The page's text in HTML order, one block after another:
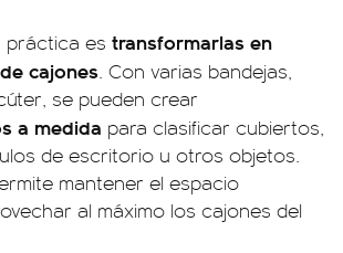
práctica es transformarlas en
cajones. Con varias bandejas,
se pueden crear
a medida para clasificar cubiertos,
de escritorio u otros objetos.
mantener el espacio
al máximo los cajones del